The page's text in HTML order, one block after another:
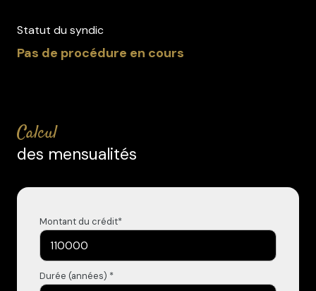
Statut du syndic
Pas de procédure en cours
calcul
des mensualités
Montant du crédit*
Durée (années) *